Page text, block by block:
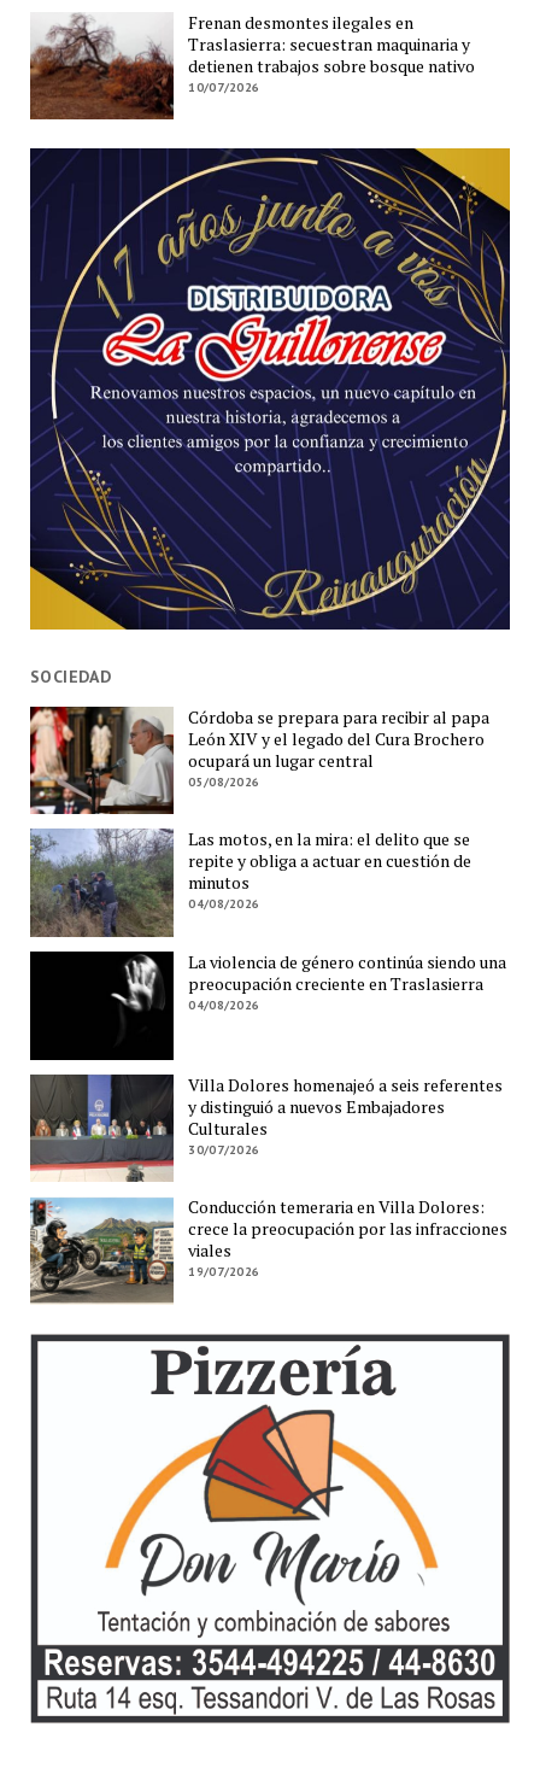
Frenan desmontes ilegales en
Traslasierra: secuestran maquinaria y
detienen trabajos sobre bosque nativo
10/07/2026
SOCIEDAD
Córdoba se prepara para recibir al papa
León XIV y el legado del Cura Brochero
ocupará un lugar central
05/08/2026
Las motos, en la mira: el delito que se
repite y obliga a actuar en cuestión de
minutos
04/08/2026
La violencia de género continúa siendo una
preocupación creciente en Traslasierra
04/08/2026
Villa Dolores homenajeó a seis referentes
y distinguió a nuevos Embajadores
Culturales
30/07/2026
Conducción temeraria en Villa Dolores:
crece la preocupación por las infracciones
viales
19/07/2026